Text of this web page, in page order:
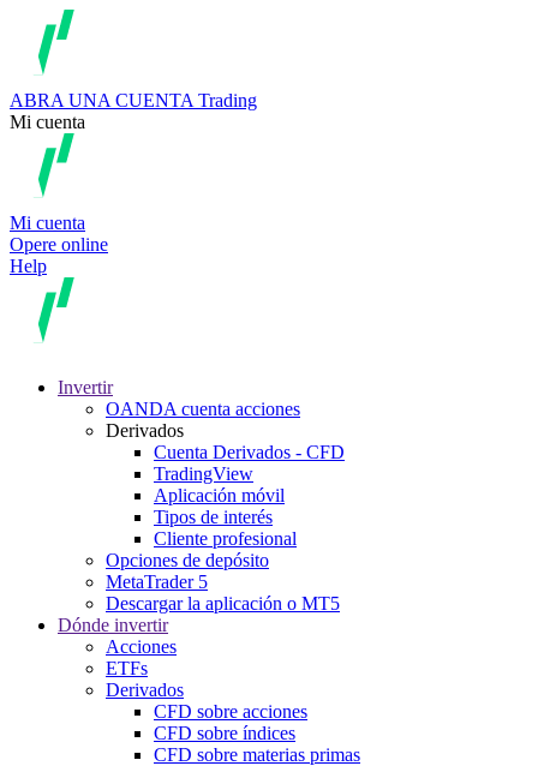
ABRA UNA CUENTA Trading
Mi cuenta
Mi cuenta
Opere online
Help
Invertir
OANDA cuenta acciones
Derivados
Cuenta Derivados - CFD
TradingView
Aplicación móvil
Tipos de interés
Cliente profesional
Opciones de depósito
MetaTrader 5
Descargar la aplicación o MT5
Dónde invertir
Acciones
ETFs
Derivados
CFD sobre acciones
CFD sobre índices
CFD sobre materias primas